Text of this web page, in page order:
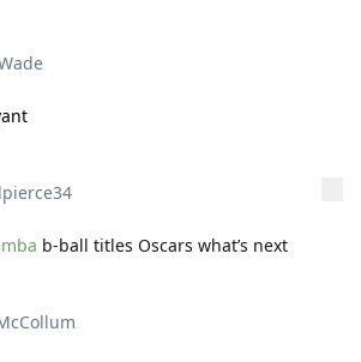
b-ball titles Oscars what’s next